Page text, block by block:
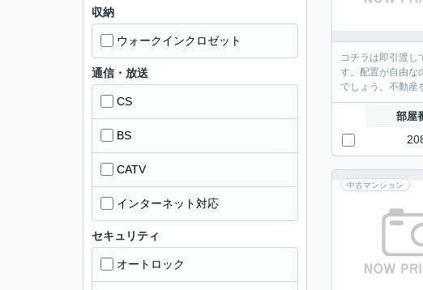
コチラは即引渡
す。配置が自由な
でしょう。不動産
部屋
中古マンション
収納
ウォークインクロゼット
通信・放送
CS
BS
CATV
インターネット対応
セキュリティ
オートロック